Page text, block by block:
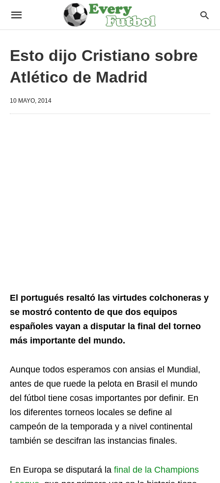
Esto dijo Cristiano sobre
Atlético de Madrid
10 MAYO, 2014
El portugués resaltó las virtudes colchoneras y
se mostró contento de que dos equipos
españoles vayan a disputar la final del torneo
más importante del mundo.
Aunque todos esperamos con ansias el Mundial,
antes de que ruede la pelota en Brasil el mundo
del fútbol tiene cosas importantes por definir. En
los diferentes torneos locales se define al
campeón de la temporada y a nivel continental
también se descifran las instancias finales.
En Europa se disputará la final de la Champions